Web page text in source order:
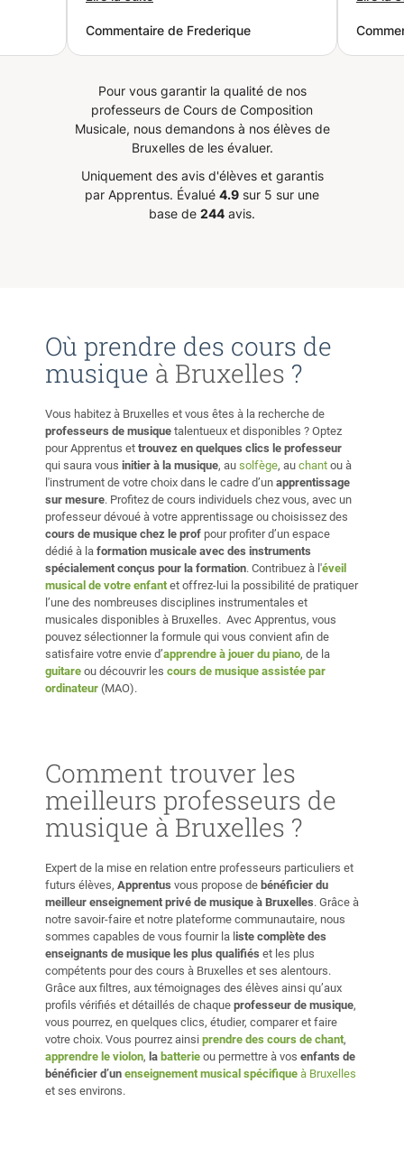
de mes capacités. Chaque leçon
est une petite aventure
ses connaissances avec clarté et
passion. En plus de ses
compétences techniques et
personnalité chaleureuse et
encourageante. L’atmosphère est
Commentaire de Frederique
aussi
les
Pour vous garantir la qualité de nos
professeurs de Cours de Composition
Musicale, nous demandons à nos élèves de
Bruxelles de les évaluer.
Uniquement des avis d'élèves et garantis
par Apprentus. Évalué 4.9 sur 5 sur une
base de 244 avis.
Où prendre des cours de
musique à Bruxelles ?
Vous habitez à Bruxelles et vous êtes à la recherche de
professeurs de musique talentueux et disponibles ? Optez
pour Apprentus et trouvez en quelques clics le professeur
qui saura vous initier à la musique, au solfège, au chant ou à
l'instrument de votre choix dans le cadre d’un apprentissage
sur mesure. Profitez de cours individuels chez vous, avec un
professeur dévoué à votre apprentissage ou choisissez des
cours de musique chez le prof pour profiter d’un espace
dédié à la formation musicale avec des instruments
spécialement conçus pour la formation. Contribuez à l'éveil
musical de votre enfant et offrez-lui la possibilité de pratiquer
l’une des nombreuses disciplines instrumentales et
musicales disponibles à Bruxelles. Avec Apprentus, vous
pouvez sélectionner la formule qui vous convient afin de
satisfaire votre envie d’apprendre à jouer du piano, de la
guitare ou découvrir les cours de musique assistée par
ordinateur (MAO).
Comment trouver les
meilleurs professeurs de
musique à Bruxelles ?
Expert de la mise en relation entre professeurs particuliers et
futurs élèves, Apprentus vous propose de bénéficier du
meilleur enseignement privé de musique à Bruxelles. Grâce à
notre savoir-faire et notre plateforme communautaire, nous
sommes capables de vous fournir la l iste complète des
enseignants de musique les plus qualifiés et les plus
compétents pour des cours à Bruxelles et ses alentours.
Grâce aux filtres, aux témoignages des élèves ainsi qu’aux
profils vérifiés et détaillés de chaque professeur de musique,
vous pourrez, en quelques clics, étudier, comparer et faire
votre choix. Vous pourrez ainsi prendre des cours de chant,
apprendre le violon, la batterie ou permettre à vos enfants de
bénéficier d’un enseignement musical spécifique à Bruxelles
et ses environs.